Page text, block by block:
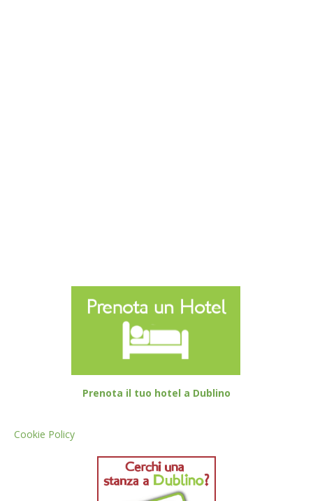
Prenota il tuo hotel a Dublino
Cookie Policy